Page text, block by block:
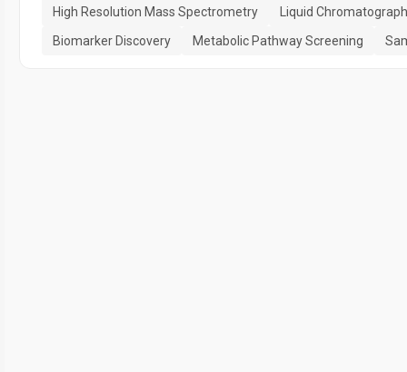
High Resolution Mass Spectrometry
Liquid
Biomarker Discovery
Metabolic Pathway Screening